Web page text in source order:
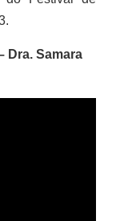
Dra. Samara